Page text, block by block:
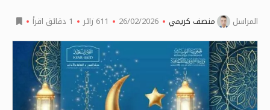
المراسل منصف كريمي 26/02/2026
611 زائر